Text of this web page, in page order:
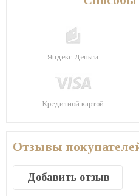
Яндекс Деньги
Кредитной картой
Отзывы
Добавить отзыв